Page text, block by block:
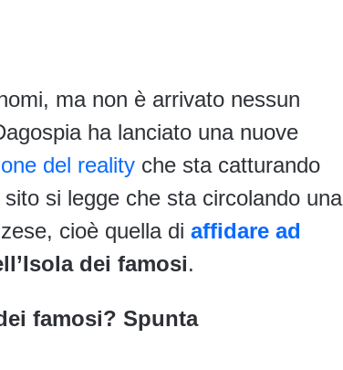
ma non è arrivato nessun
ha lanciato una nuove
del reality che sta catturando
si legge che sta circolando una
cioè quella di affidare ad
dei famosi.
famosi? Spunta